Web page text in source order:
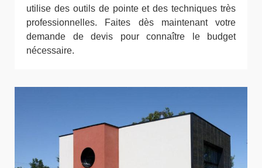
utilise des outils de pointe et des techniques très
professionnelles. Faites dès maintenant votre
demande de devis pour connaître le budget
nécessaire.